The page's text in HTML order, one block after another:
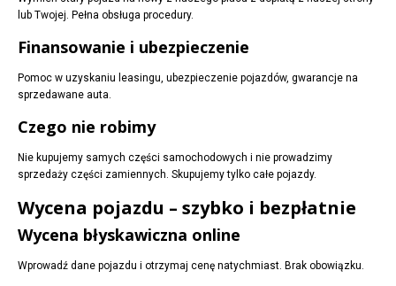
lub Twojej. Pełna obsługa procedury.
Finansowanie i ubezpieczenie
Pomoc w uzyskaniu leasingu, ubezpieczenie pojazdów, gwarancje na
sprzedawane auta.
Czego nie robimy
Nie kupujemy samych części samochodowych i nie prowadzimy
sprzedaży części zamiennych. Skupujemy tylko całe pojazdy.
Wycena pojazdu – szybko i bezpłatnie
Wycena błyskawiczna online
Wprowadź dane pojazdu i otrzymaj cenę natychmiast. Brak obowiązku.